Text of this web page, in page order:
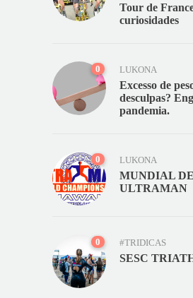
Tour de
curiosidades
0 LUKONA
Excesso de
desculpas?
pandemia.
0 LUKONA
MUNDIAL DE
ULTRAMAN
0 #TRIDICAS
SESC